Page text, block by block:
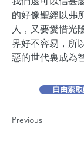
的好像聖經以弗
人，又要愛惜光
界好不容易，所
惡的世代裏成為
自由索
Previous